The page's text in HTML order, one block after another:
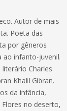
Autor de mais
Poeta das
por gêneros
ao infanto-juvenil.
Charles
Khalil Gibran.
da infância,
no deserto,